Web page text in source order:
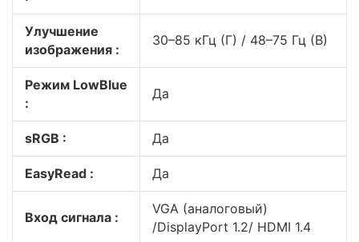
Улучшение
изображения :
30–85 кГц (Г) / 48–75 Гц (В)
Режим LowBlue
:
Да
sRGB : Да
EasyRead : Да
Вход сигнала :
VGA (аналоговый)
/DisplayPort 1.2/ HDMI 1.4